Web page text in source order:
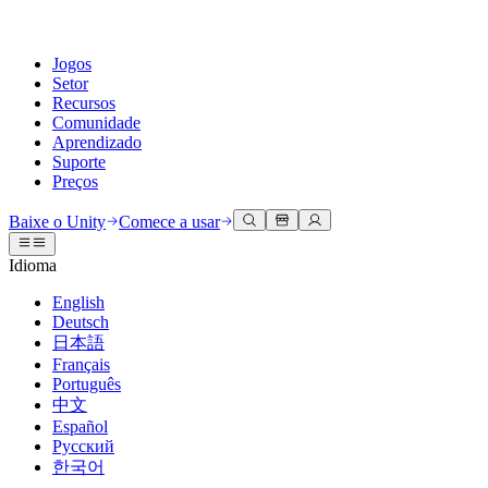
Jogos
Setor
Recursos
Comunidade
Aprendizado
Suporte
Preços
Engine do Unity
Crie jogos 2D e 3D para qualquer plataforma
Colaboração
Colabore e itere rapidamente com sua equipe
Baixe o Unity
Planos e preços
Implante
Multiplataforma
Colaboração 3D
Construa e revise projetos 3D em tempo real
Treinamento imersivo
Treine em ambientes imersivos
Experiências do cliente
Crie experiências interativas em 3D
Setores
Manufatura
Documentação
Ferramentas de desenvolvedor
Versões de lançamento e rastreador de problemas
Roteiro
Revisar recursos futuros
Glossário
Discussões
Eventos
Eventos globais e locais
Histórias da comunidade
Made with Unity
Mostrando criadores do Unity
Unity Learn
Domine habilidades do Unity gratuitamente
Treinamento profissional
Aprimore sua equipe com treinadores do Unity
É iniciante no Unity?
Conceitos básicos
Inicie seu aprendizado
Caminhos Essenciais do Unity
Obter ajuda
Ajudando você a ter sucesso com Unity
Planos de sucesso
Alcance seus objetivos mais rápido com suporte especializado
Perguntas frequentes
Respostas para perguntas comuns
Entre em contato conosco
Conecte-se com nossa equipe
Baixe o Unity Comece a usar
Idioma
English
Deutsch
日本語
Français
Português
中文
Español
Русский
한국어